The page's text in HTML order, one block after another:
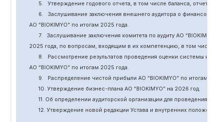
5.
Утверждение годового отчета, в том числе баланса, отчет о
6.
Заслушивание заключения внешнего аудитора о финансовой
АО “BIOKIMYO”по итогам 2025 года.
7.
Заслушивание заключения комитета по аудитуАО “BIOKIMYO
2025 года, по вопросам, входящим в их компетенцию, в том
8.
Рассмотрение результатов проведения оценки системы
АО “BIOKIMYO”по итогам 2025 года.
9.
Распределение чистой прибыли АО “BIOKIMYO”по итогам
10. Утверждение бизнес-плана АО “BIOKIMYO”на 2026 год.
11. Об определении аудиторской организации для проведения
12. Утверждение новой редакции Устава и внутренних